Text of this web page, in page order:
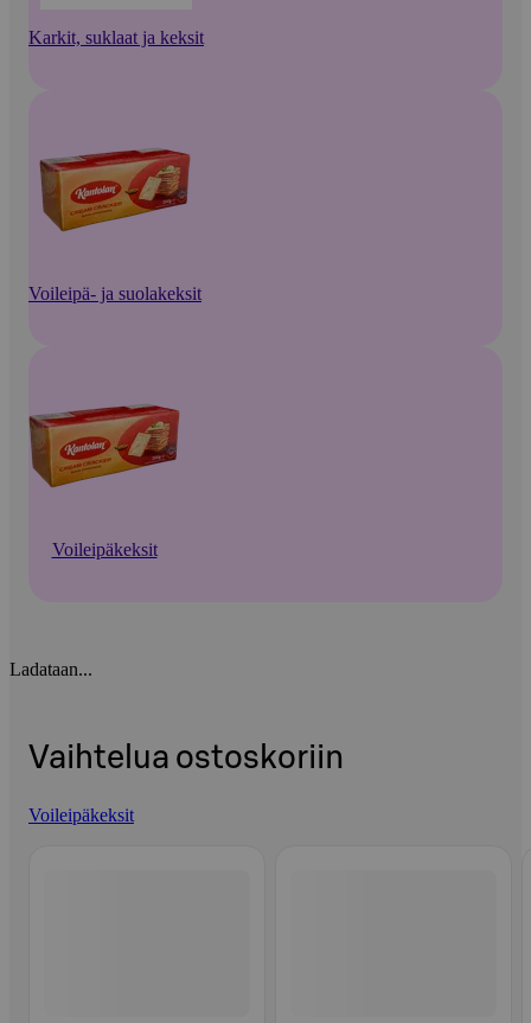
Karkit, suklaat ja keksit
Voileipä- ja suolakeksit
Voileipäkeksit
Ladataan...
Vaihtelua ostoskoriin
Voileipäkeksit